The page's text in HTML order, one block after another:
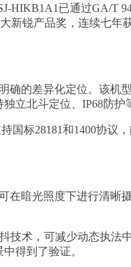
HIKB1A1已通过GA/T
新锐产品奖，连续七
的差异化定位。该机
立北斗定位、IP68防
国标28181和1400协
在暗光照度下进行清晰
技术，可减少动态执
得到了验证。